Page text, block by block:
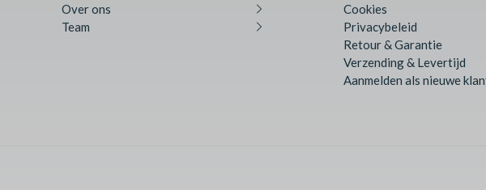
Over ons
Team
Cookies
Privacybeleid
Retour & Garantie
Verzending & Levertijd
Aanmelden als nieuwe